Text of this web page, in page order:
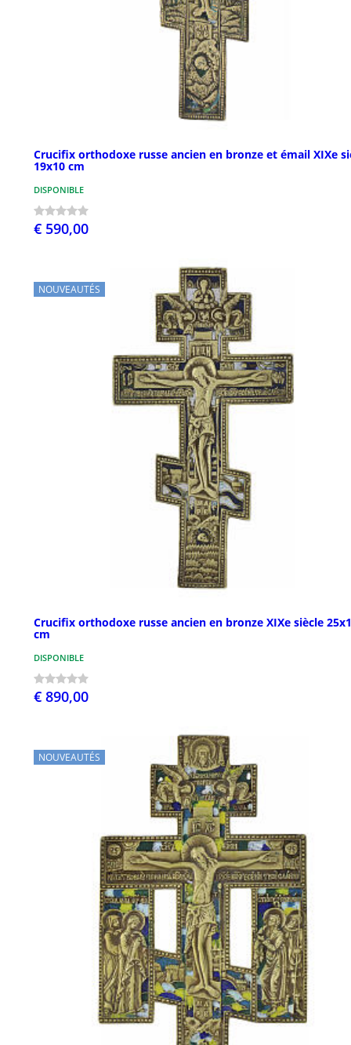
Crucifix orthodoxe russe ancien en bronze et émail XIXe
19x10 cm
DISPONIBLE
€ 590,00
NOUVEAUTÉS
Crucifix orthodoxe russe ancien en bronze XIXe siècle
cm
DISPONIBLE
€ 890,00
NOUVEAUTÉS